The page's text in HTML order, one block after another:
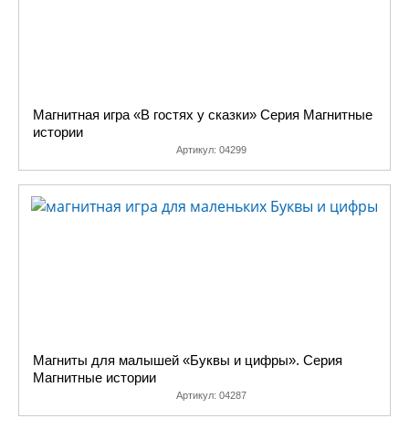
Магнитная игра «В гостях у сказки» Серия Магнитные
истории
Артикул: 04299
Магниты для малышей «Буквы и цифры». Серия
Магнитные истории
Артикул: 04287